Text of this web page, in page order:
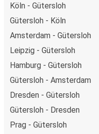
Köln - Gütersloh
Gütersloh - Köln
Amsterdam - Gütersloh
Leipzig - Gütersloh
Hamburg - Gütersloh
Gütersloh - Amsterdam
Dresden - Gütersloh
Gütersloh - Dresden
Prag - Gütersloh